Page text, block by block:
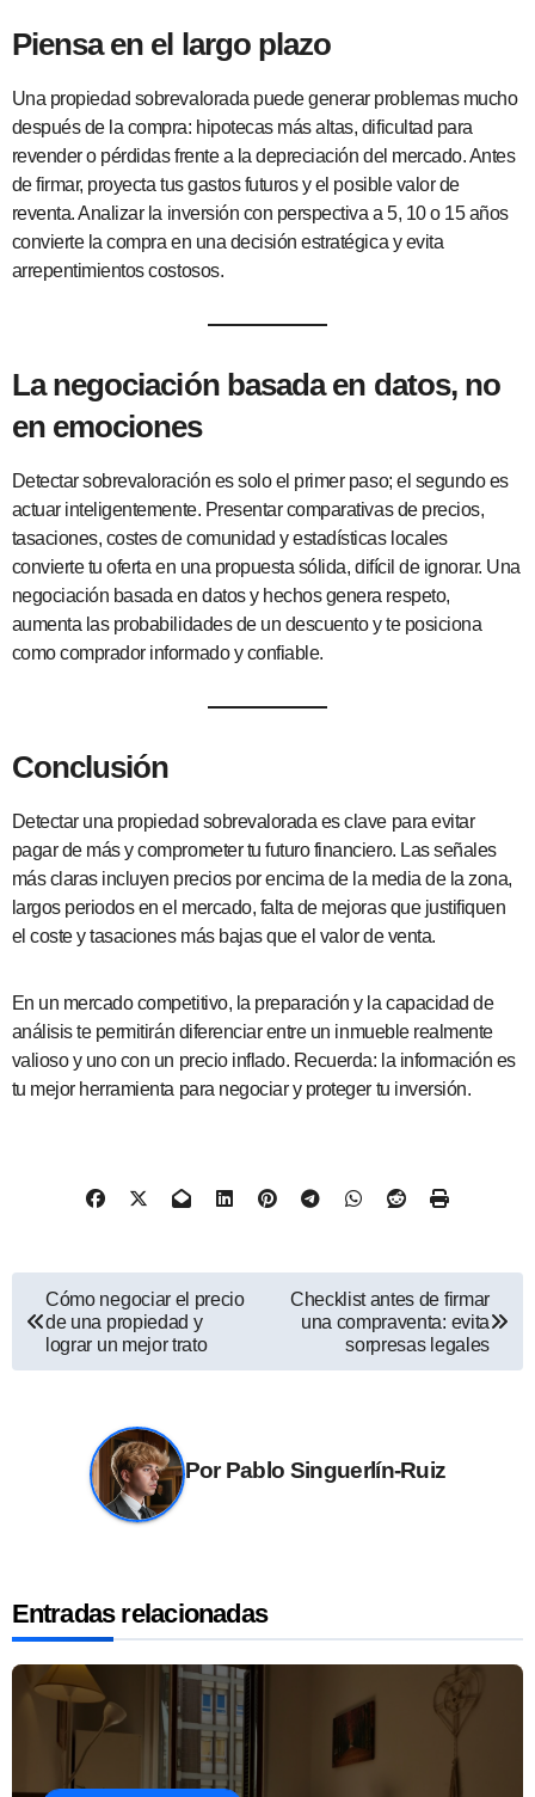
Piensa en el largo plazo
Una propiedad sobrevalorada puede generar problemas mucho
después de la compra: hipotecas más altas, dificultad para
revender o pérdidas frente a la depreciación del mercado. Antes
de firmar, proyecta tus gastos futuros y el posible valor de
reventa. Analizar la inversión con perspectiva a 5, 10 o 15 años
convierte la compra en una decisión estratégica y evita
arrepentimientos costosos.
La negociación basada en datos, no
en emociones
Detectar sobrevaloración es solo el primer paso; el segundo es
actuar inteligentemente. Presentar comparativas de precios,
tasaciones, costes de comunidad y estadísticas locales
convierte tu oferta en una propuesta sólida, difícil de ignorar. Una
negociación basada en datos y hechos genera respeto,
aumenta las probabilidades de un descuento y te posiciona
como comprador informado y confiable.
Conclusión
Detectar una propiedad sobrevalorada es clave para evitar
pagar de más y comprometer tu futuro financiero. Las señales
más claras incluyen precios por encima de la media de la zona,
largos periodos en el mercado, falta de mejoras que justifiquen
el coste y tasaciones más bajas que el valor de venta.
En un mercado competitivo, la preparación y la capacidad de
análisis te permitirán diferenciar entre un inmueble realmente
valioso y uno con un precio inflado. Recuerda: la información es
tu mejor herramienta para negociar y proteger tu inversión.
Navegación
de
entradas
Cómo negociar el precio
de una propiedad y
lograr un mejor trato
Checklist antes de firmar
una compraventa: evita
sorpresas legales
PorPablo Singuerlín-Ruiz
Entradas relacionadas